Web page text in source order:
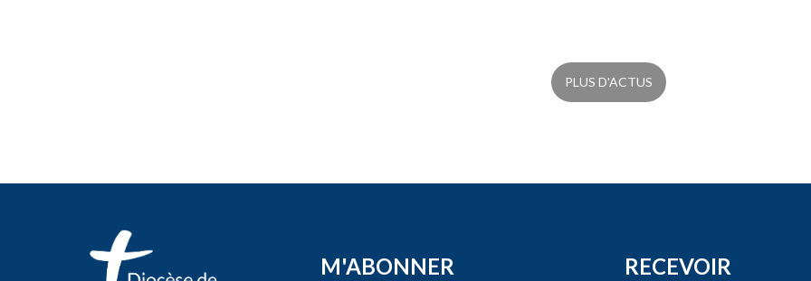
PLUS D'ACTUS
M'ABONNER
RECEVOIR